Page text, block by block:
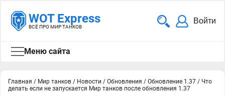
WOT Express
ВСЁ ПРО МИР ТАНКОВ
Войти
Меню сайта
Главная / Мир танков / Новости / Обновления / Обновление 1.37 / Что
делать если не запускается Мир танков после обновления 1.37